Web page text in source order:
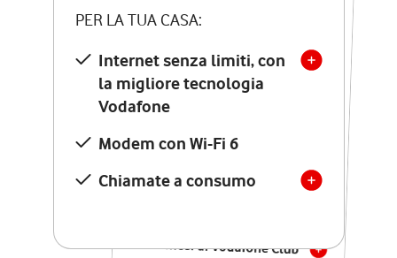
PER LA TUA CASA:
Internet senza limiti, con
la migliore tecnologia
Vodafone
Modem con Wi-Fi 6
Chiamate a consumo
PER LA TUA CASA:
Internet senza limiti, con
la migliore tecnologia
Vodafone
Modem Seven con Wi-Fi 7
Chiamate illimitate verso
numeri fissi e mobili
nazionali
12 mesi di Vodafone Club
con sconti ed esperienze
esclusive, poi si disattiva